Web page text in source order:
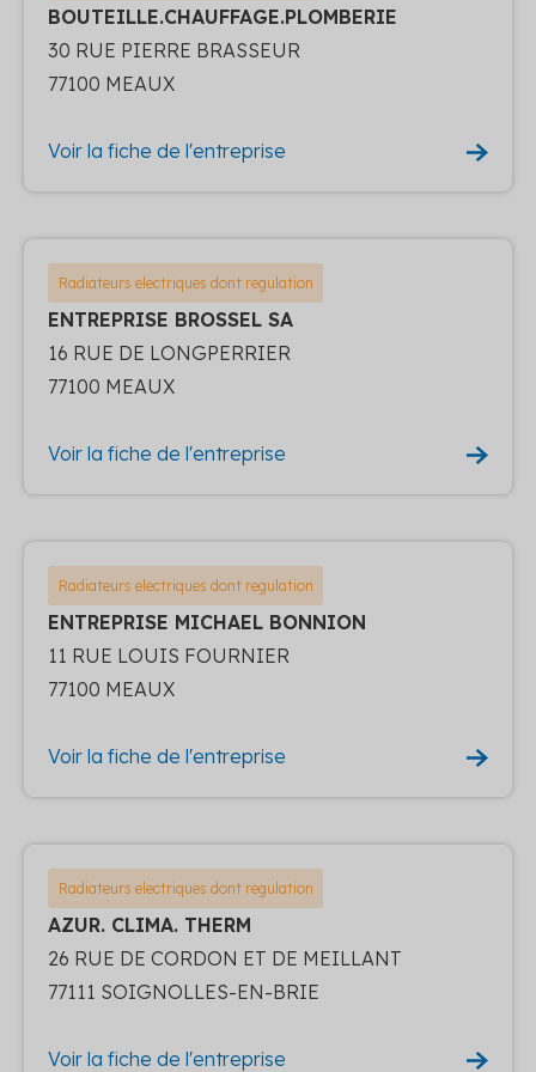
BOUTEILLE.CHAUFFAGE.PLOMBERIE
30 RUE PIERRE BRASSEUR
77100 MEAUX
Voir la fiche de l'entreprise
Radiateurs electriques dont regulation
ENTREPRISE BROSSEL SA
16 RUE DE LONGPERRIER
77100 MEAUX
Voir la fiche de l'entreprise
Radiateurs electriques dont regulation
ENTREPRISE MICHAEL BONNION
11 RUE LOUIS FOURNIER
77100 MEAUX
Voir la fiche de l'entreprise
Radiateurs electriques dont regulation
AZUR. CLIMA. THERM
26 RUE DE CORDON ET DE MEILLANT
77111 SOIGNOLLES-EN-BRIE
Voir la fiche de l'entreprise